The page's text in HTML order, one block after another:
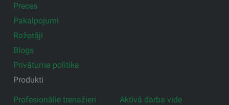
Preces
Pakalpojumi
Ražotāji
Blogs
Privātuma politika
Produkti
Profesionālie trenažieri
Aktīvā darba vide